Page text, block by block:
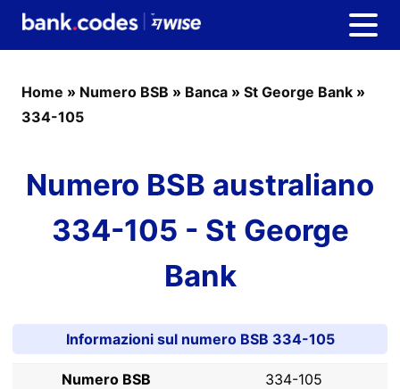
Home » Numero BSB » Banca » St George Bank »
334-105
Numero BSB australiano
334-105 - St George
Bank
Informazioni sul numero BSB 334-105
Numero BSB
334-105